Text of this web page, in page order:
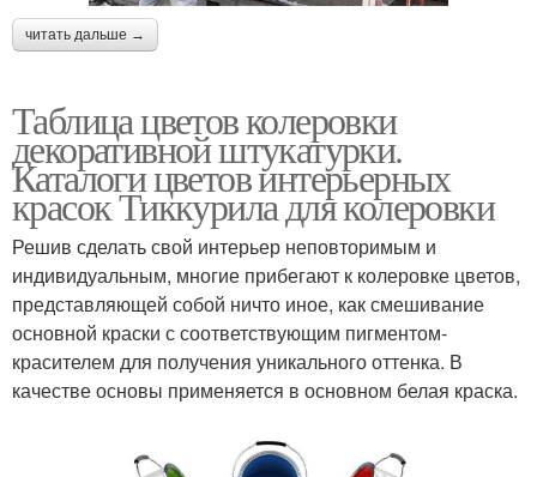
читать дальше →
Таблица цветов колеровки
декоративной штукатурки.
Каталоги цветов интерьерных
красок Тиккурила для колеровки
Решив сделать свой интерьер неповторимым и
индивидуальным, многие прибегают к колеровке цветов,
представляющей собой ничто иное, как смешивание
основной краски с соответствующим пигментом-
красителем для получения уникального оттенка. В
качестве основы применяется в основном белая краска.